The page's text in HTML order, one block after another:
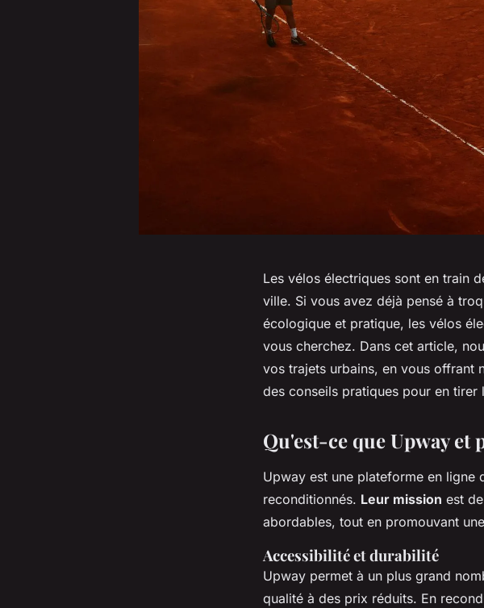
Les vélos électriques sont en train
ville. Si vous avez déjà pensé à
écologique et pratique, les vélos
vous cherchez. Dans cet article,
vos trajets urbains, en vous offrant
des conseils pratiques pour en tirer
Qu'est-ce que Upway
Upway est une plateforme en ligne
reconditionnés. Leur mission est
abordables, tout en promouvant
Accessibilité et durabilité
Upway permet à un plus grand
qualité à des prix réduits. En